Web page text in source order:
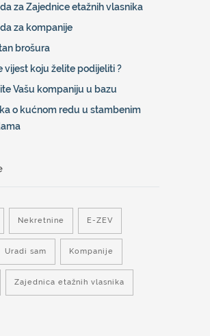
za Zajednice etažnih vlasnika
za kompanije
brošura
vijest koju želite podijeliti ?
Vašu kompaniju u bazu
o kućnom redu u stambenim
Nekretnine E-ZEV
Uradi sam Kompanije
Zajednica etažnih vlasnika